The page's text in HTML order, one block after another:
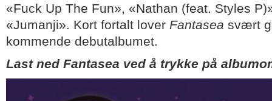
«Fuck Up The Fun», «Nathan (feat. Styles
«Jumanji». Kort fortalt lover Fantasea svært
kommende debutalbumet.
Last ned Fantasea ved å trykke på